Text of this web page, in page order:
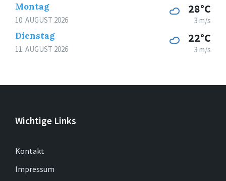
Montag
10. AUGUST 2026
28°C
3 m/s
Dienstag
11. AUGUST 2026
22°C
3 m/s
Wichtige Links
Kontakt
Impressum